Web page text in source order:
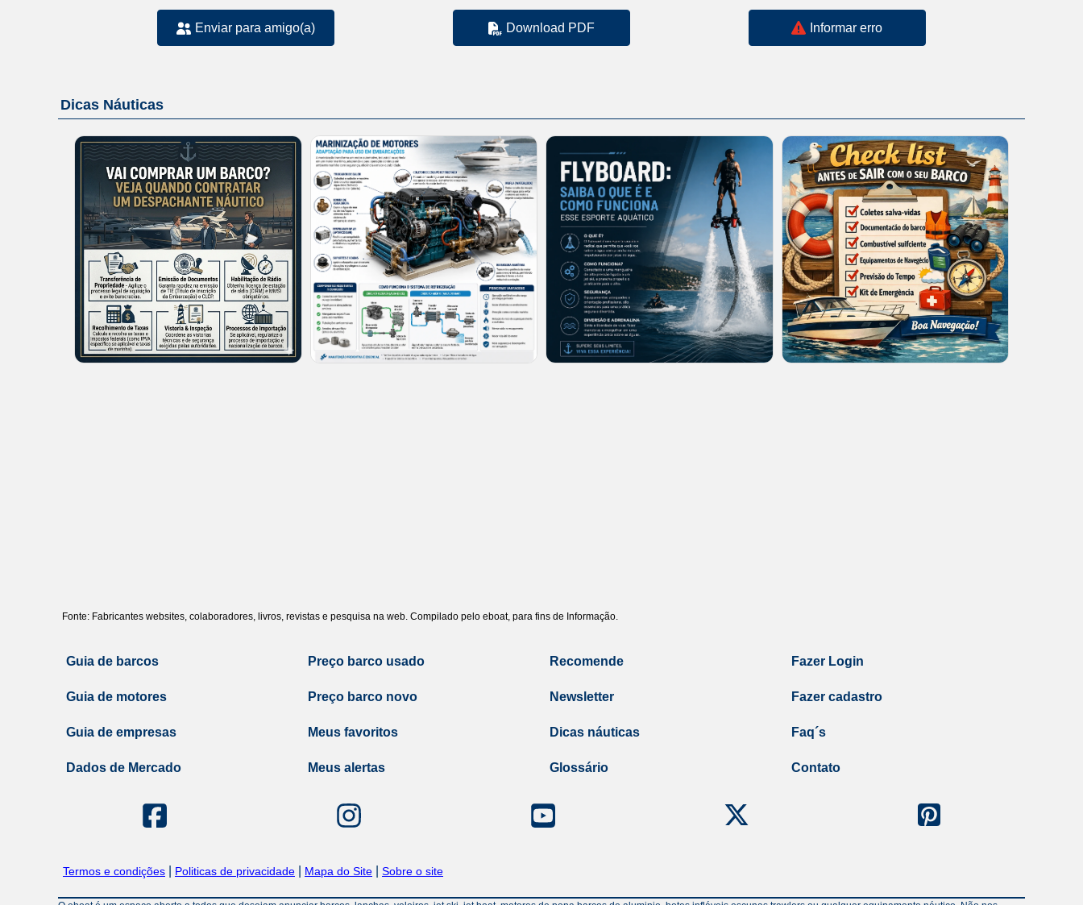
Enviar para amigo(a) Download PDF Informar erro
Dicas Náuticas
Fonte: Fabricantes websites, colaboradores, livros, revistas e pesquisa na web. Compilado pelo eboat, para fins de Informação.
Guia de barcos
Guia de motores
Guia de empresas
Dados de Mercado
Preço barco usado
Preço barco novo
Meus favoritos
Meus alertas
Recomende
Newsletter
Dicas náuticas
Glossário
Fazer Login
Fazer cadastro
Faq´s
Contato
Termos e condições Politicas de privacidade Mapa do Site Sobre o site